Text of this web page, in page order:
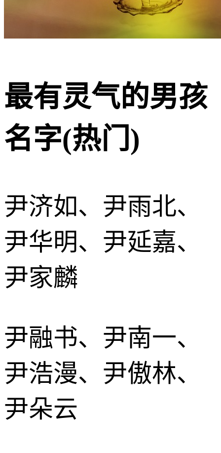
最有灵气的男孩
名字(热门)
尹济如、尹雨北、
尹华明、尹延嘉、
尹家麟
尹融书、尹南一、
尹浩漫、尹傲林、
尹朵云